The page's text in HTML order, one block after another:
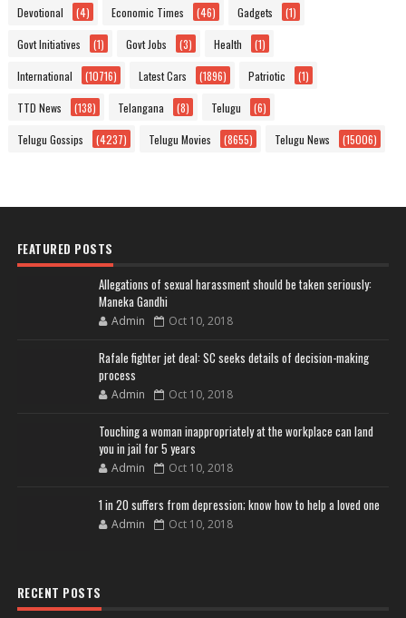
Devotional (4) Economic Times (46) Gadgets (1)
Govt Initiatives (1) Govt Jobs (3) Health (1)
International (10716) Latest Cars (1896) Patriotic (1)
TTD News (138) Telangana (8) Telugu (6)
Telugu Gossips (4237) Telugu Movies (8655) Telugu News (15006)
FEATURED POSTS
Allegations of sexual harassment should be taken seriously:
Maneka Gandhi
Admin Oct 10, 2018
Rafale fighter jet deal: SC seeks details of decision-making
process
Admin Oct 10, 2018
Touching a woman inappropriately at the workplace can land
you in jail for 5 years
Admin Oct 10, 2018
1 in 20 suffers from depression; know how to help a loved one
Admin Oct 10, 2018
RECENT POSTS